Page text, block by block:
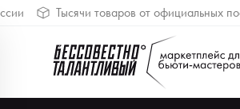
Тысячи товаров от официальных